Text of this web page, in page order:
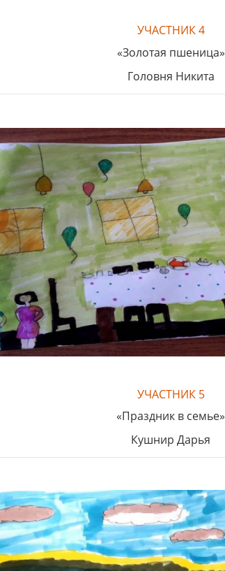
УЧАСТНИК 4
«Золотая пшеница»
Головня Никита
УЧАСТНИК 5
«Праздник в семье»
Кушнир Дарья